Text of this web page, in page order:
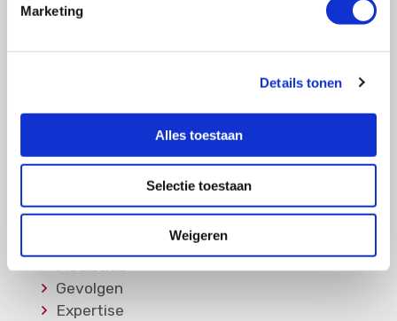
Marketing
Details tonen
Alles toestaan
Selectie toestaan
Weigeren
Ziektebeelden
EGPA
RCA
Overige Vasculitiden
Informatie
Soorten Vasculitis
Medicatie
Gevolgen
Expertise